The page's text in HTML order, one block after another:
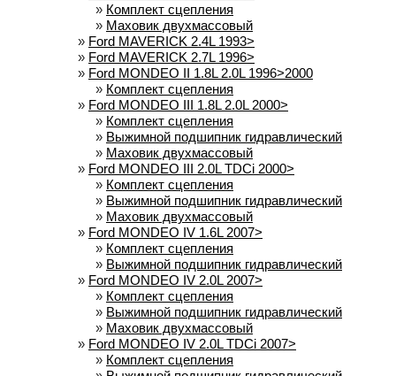
» Комплект сцепления
» Маховик двухмассовый
» Ford MAVERICK 2.4L 1993>
» Ford MAVERICK 2.7L 1996>
» Ford MONDEO II 1.8L 2.0L 1996>2000
» Комплект сцепления
» Ford MONDEO III 1.8L 2.0L 2000>
» Комплект сцепления
» Выжимной подшипник гидравлический
» Маховик двухмассовый
» Ford MONDEO III 2.0L TDCi 2000>
» Комплект сцепления
» Выжимной подшипник гидравлический
» Маховик двухмассовый
» Ford MONDEO IV 1.6L 2007>
» Комплект сцепления
» Выжимной подшипник гидравлический
» Ford MONDEO IV 2.0L 2007>
» Комплект сцепления
» Выжимной подшипник гидравлический
» Маховик двухмассовый
» Ford MONDEO IV 2.0L TDCi 2007>
» Комплект сцепления